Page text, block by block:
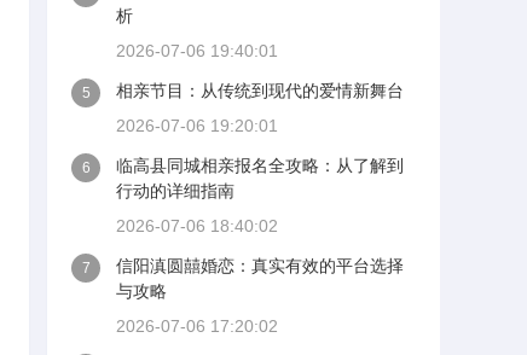
析
2026-07-06 19:40:01
5
相亲节目：从传统到现代的爱情新舞台
2026-07-06 19:20:01
6
临高县同城相亲报名全攻略：从了解到
行动的详细指南
2026-07-06 18:40:02
7
信阳滇圆囍婚恋：真实有效的平台选择
与攻略
2026-07-06 17:20:02